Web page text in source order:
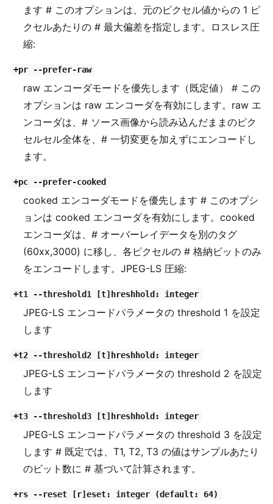
ます # このオプションは、元のピクセル値からの 1 ピ
クセルあたりの # 最大偏差を指定します。ロスレス圧
縮:
+pr --prefer-raw
raw エンコーダモードを優先します（既定値） # この
オプションは raw エンコーダを有効にします。raw エ
ンコーダは、# ソース画像から読み込んだままのピク
セルセル全体を、# 一切変更を加えずにエンコードし
ます。
+pc --prefer-cooked
cooked エンコーダモードを優先します # このオプシ
ョンは cooked エンコーダを有効にします。cooked
エンコーダは、# オーバーレイデータを別のタグ
(60xx,3000) に移し、各ピクセルの # 格納ビットのみ
をエンコードします。JPEG-LS 圧縮:
+t1 --threshold1 [t]hreshhold: integer
JPEG-LS エンコードパラメータの threshold 1 を設定
します
+t2 --threshold2 [t]hreshhold: integer
JPEG-LS エンコードパラメータの threshold 2 を設定
します
+t3 --threshold3 [t]hreshhold: integer
JPEG-LS エンコードパラメータの threshold 3 を設定
します # 既定では、T1, T2, T3 の値はサンプルあたり
のビット数に # 基づいて計算されます。
+rs --reset [r]eset: integer (default: 64)